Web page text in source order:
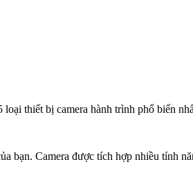
thiết bị camera hành trình phổ biến
bạn. Camera được tích hợp nhiều tính